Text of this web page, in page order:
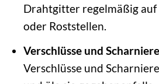
Drahtgitter regelmäßig auf
oder Roststellen.
Verschlüsse und
Verschlüsse und